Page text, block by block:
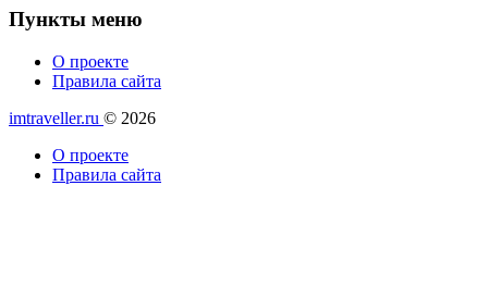
Пункты меню
О проекте
Правила сайта
imtraveller.ru © 2026
О проекте
Правила сайта